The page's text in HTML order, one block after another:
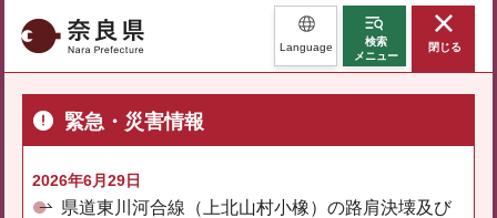
奈良県 Language
検索
メニュー
閉じる
緊急・災害情報
2026年6月29日
県道東川河合線（上北山村小橡）の路肩決壊及び